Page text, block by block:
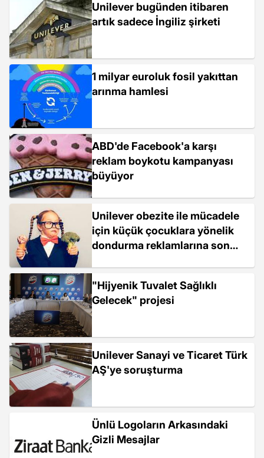
Unilever bugünden itibaren
artık sadece İngiliz şirketi
1 milyar euroluk fosil yakıttan
arınma hamlesi
ABD'de Facebook'a karşı
reklam boykotu kampanyası
büyüyor
Unilever obezite ile mücadele
için küçük çocuklara yönelik
dondurma reklamlarına son
"Hijyenik Tuvalet Sağlıklı
Gelecek" projesi
Unilever Sanayi ve Ticaret Türk
AŞ'ye soruşturma
Ünlü Logoların Arkasındaki
Gizli Mesajlar